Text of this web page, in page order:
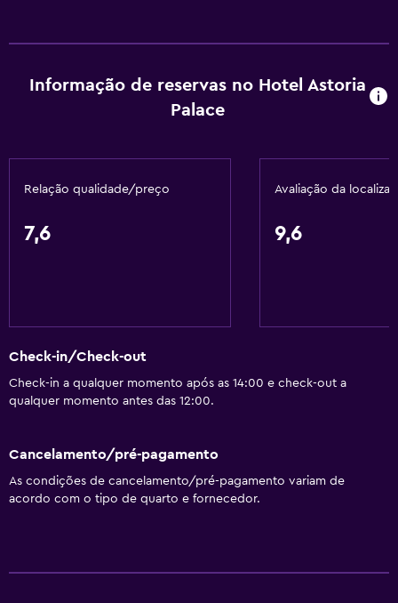
Informação de reservas no Hotel Astoria
Palace
Relação qualidade/preço
7,6
Avaliação da
9,6
Check-in/Check-out
Check-in a qualquer momento após as 14:00 e check-out a
qualquer momento antes das 12:00.
Cancelamento/pré-pagamento
As condições de cancelamento/pré-pagamento variam de
acordo com o tipo de quarto e fornecedor.